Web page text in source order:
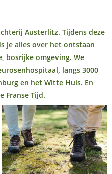
Austerlitz. Tijdens deze
je alles over het ontstaan
bosrijke omgeving. We
langs 3000
en het Witte Huis. En
Franse Tijd.